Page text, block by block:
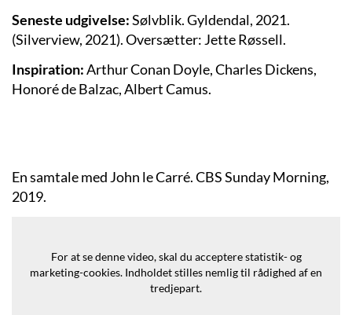
Seneste udgivelse:Sølvblik. Gyldendal, 2021.
(Silverview, 2021). Oversætter: Jette Røssell.
Inspiration:Arthur Conan Doyle, Charles Dickens,
Honoré de Balzac, Albert Camus.
En samtale med John le Carré. CBS Sunday Morning,
2019.
For at se denne video, skal du acceptere statistik- og
marketing-cookies. Indholdet stilles nemlig til rådighed af en
tredjepart.